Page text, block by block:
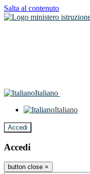
Salta al contenuto
Italiano
Italiano
Accedi
Accedi
button close ×